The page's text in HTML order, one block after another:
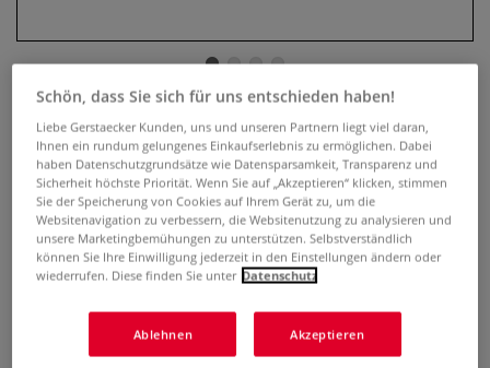
COPIC® acrea Marker, 6er-Sets
1 Bewertung
Der COPIC® acrea Marker mit wasser- und
pigmentbasierter Tinte, wasserfest, ungiftig und
geruchsneutral. Geeignet für unterschiedliche Oberflächen.
Erhältlich in verschiedenen Sets.
Mehr
23,12 €
Schön, dass Sie sich für uns entschieden haben!
Liebe Gerstaecker Kunden, uns und unseren Partnern liegt viel daran,
Ihnen ein rundum gelungenes Einkaufserlebnis zu ermöglichen. Dabei
haben Datenschutzgrundsätze wie Datensparsamkeit, Transparenz und
Sicherheit höchste Priorität. Wenn Sie auf „Akzeptieren“ klicken, stimmen
Sie der Speicherung von Cookies auf Ihrem Gerät zu, um die
Websitenavigation zu verbessern, die Websitenutzung zu analysieren und
unsere Marketingbemühungen zu unterstützen. Selbstverständlich
können Sie Ihre Einwilligung jederzeit in den Einstellungen ändern oder
wiederrufen. Diese finden Sie unter Datenschutz
Ablehnen Akzeptieren